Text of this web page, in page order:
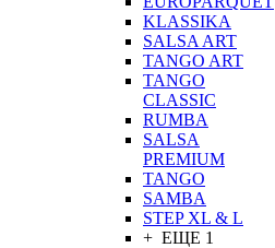
KLASSIKA
SALSA ART
TANGO ART
TANGO
CLASSIC
RUMBA
SALSA
PREMIUM
TANGO
SAMBA
STEP XL & L
+ ЕЩЕ 1